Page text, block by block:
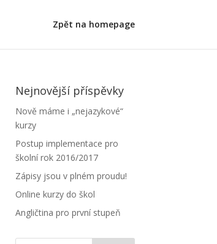
Zpět na homepage
Nejnovější příspěvky
Nově máme i „nejazykové“
kurzy
Postup implementace pro
školní rok 2016/2017
Zápisy jsou v plném proudu!
Online kurzy do škol
Angličtina pro první stupeň